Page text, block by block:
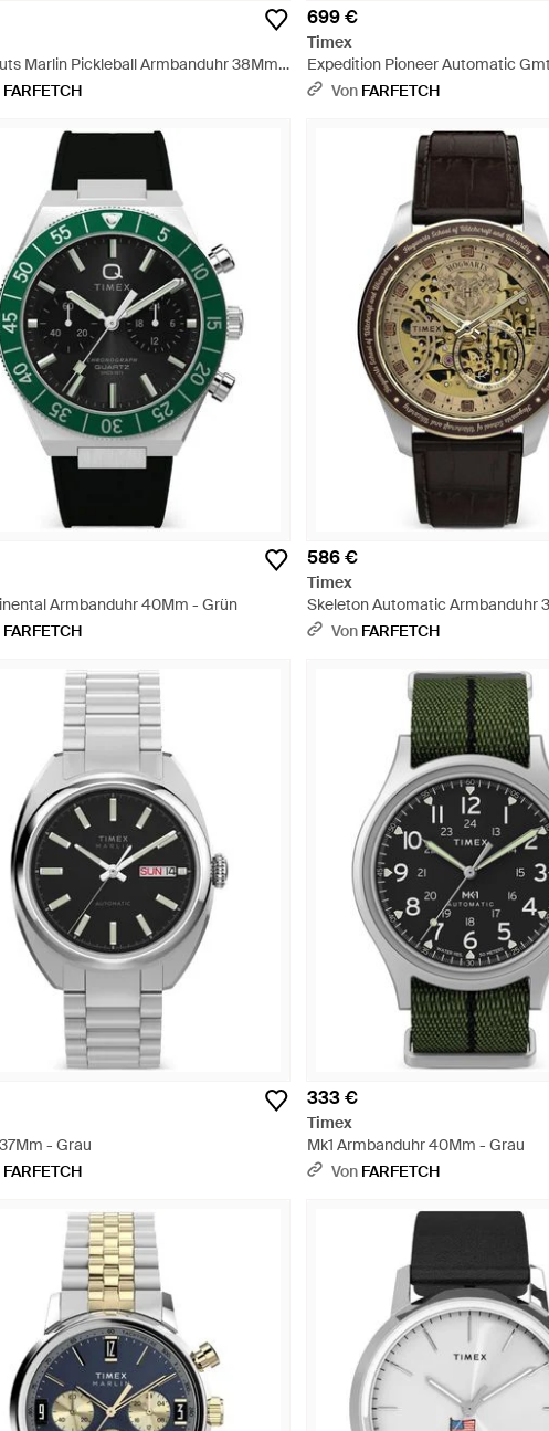
Marlin Pickleball Armbanduhr 38Mm -
FARFETCH
699 €
Timex
Expedition Pioneer Automatic
41Mm - Grün
Von FARFETCH
Armbanduhr 40Mm - Grün
FARFETCH
586 €
Timex
Skeleton Automatic Armbanduhr
Von FARFETCH
- Grau
FARFETCH
333 €
Timex
Mk1 Armbanduhr 40Mm - Grau
Von FARFETCH